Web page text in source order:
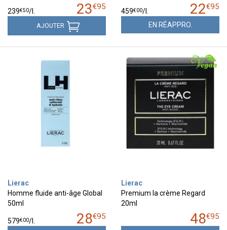
23€95
239€50/
AJOUTER
22€95
459€00/
EN RÉAPPRO.
Lierac
Homme fluide anti-âge Global
50ml
28€95
579€00/
Lierac
Premium la crème Regard
20ml
48€95